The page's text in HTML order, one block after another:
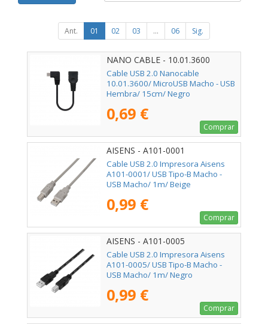
Ant. 01 02 03 ... 06 Sig.
NANO CABLE - 10.01.3600
Cable USB 2.0 Nanocable
10.01.3600/ MicroUSB Macho - USB
Hembra/ 15cm/ Negro
0,69 €
Comprar
AISENS - A101-0001
Cable USB 2.0 Impresora Aisens
A101-0001/ USB Tipo-B Macho -
USB Macho/ 1m/ Beige
0,99 €
Comprar
AISENS - A101-0005
Cable USB 2.0 Impresora Aisens
A101-0005/ USB Tipo-B Macho -
USB Macho/ 1m/ Negro
0,99 €
Comprar